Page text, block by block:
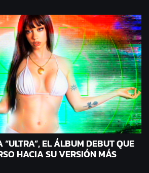
“ULTRA”, EL ÁLBUM DEBUT QUE
HACIA SU VERSIÓN MÁS